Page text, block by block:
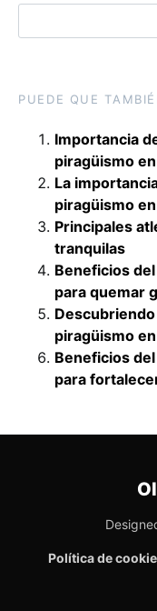
PUEDE QUE
Importancia
piragüismo
La
piragüismo
Principales
tranquilas
Beneficios
para quemar
piragüismo
Beneficios
para
Política de